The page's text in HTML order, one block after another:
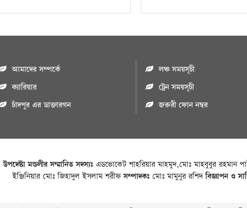
আমাদের সম্পর্কে
ক্যারিয়ার
চাঁদপুর এর ডাক্তারগন
লঞ্চ সময়সূচী
ট্রেন সময়সূচী
জরুরী ফোন নম্বর
উপদেষ্টা মন্ডলীর সম্মানিত সদস্যঃ এডভোকেট শাহরিয়ার মাহমুদ,মোঃ মাহবুবুর রহমান
ইঞ্জিনিয়ার মোঃ জিহাদুল ইসলাম শরীফসম্পাদকঃ মোঃ মামুনুর রশিদবিজ্ঞাপন ও